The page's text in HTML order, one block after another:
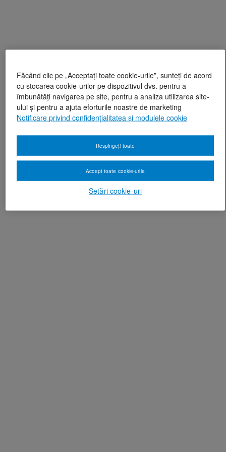
Făcând clic pe „Acceptați toate cookie-urile”, sunteți de acord
cu stocarea cookie-urilor pe dispozitivul dvs. pentru a
îmbunătăți navigarea pe site, pentru a analiza utilizarea site-
ului și pentru a ajuta eforturile noastre de marketing
Notificare privind confidențialitatea și modulele cookie
Setări cookie-uri
Respingeți toate
Accept toate cookie-urile